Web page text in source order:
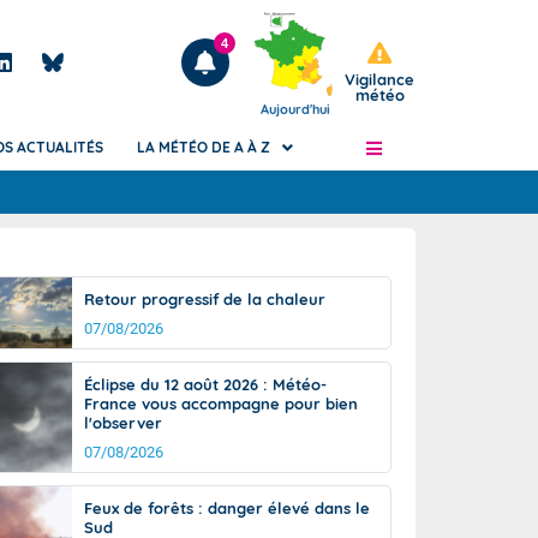
Articles
4
Aujourd'hui
Vigilance
météo
de
Phénomènes dangereux de J+2 à J+7
Avertissement pluies intenses à l'échelle
des communes (Apic)
Bulletins Marine
Bulletins d'estimation du risque
d'avalanche
Météo des forêts
Vigicrues
ACTUALITÉS LA MÉTÉO DE A À Z
Retour progressif de la chaleur
07/08/2026
Éclipse du 12 août 2026 : Météo-
France vous accompagne pour bien
l'observer
07/08/2026
Feux de forêts : danger élevé dans le
Sud